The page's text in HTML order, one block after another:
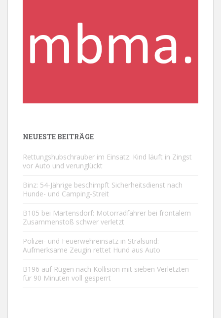
NEUESTE BEITRÄGE
Rettungshubschrauber im Einsatz: Kind läuft in Zingst
vor Auto und verunglückt
Binz: 54-Jährige beschimpft Sicherheitsdienst nach
Hunde- und Camping-Streit
B105 bei Martensdorf: Motorradfahrer bei frontalem
Zusammenstoß schwer verletzt
Polizei- und Feuerwehreinsatz in Stralsund:
Aufmerksame Zeugin rettet Hund aus Auto
B196 auf Rügen nach Kollision mit sieben Verletzten
für 90 Minuten voll gesperrt